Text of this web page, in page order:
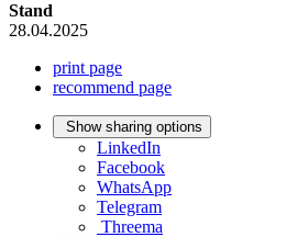
Stand
28.04.2025
print page
recommend page
Show sharing options
LinkedIn
Facebook
WhatsApp
Telegram
Threema